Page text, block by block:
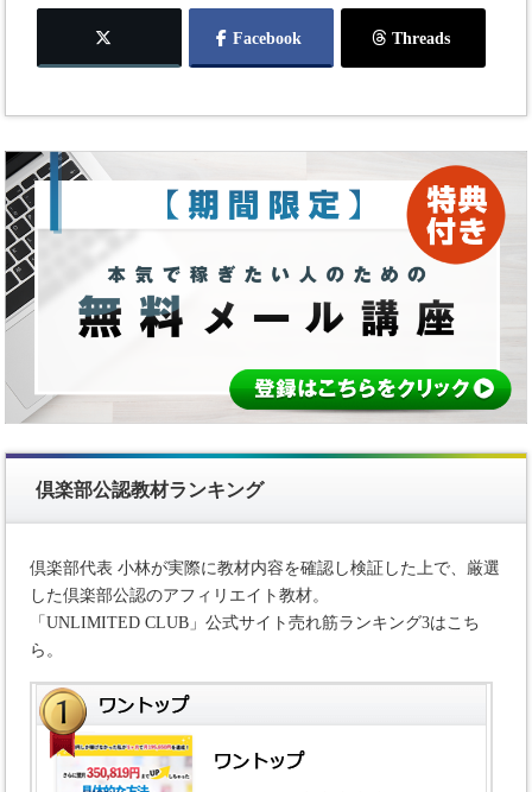
倶楽部公認教材ランキング
倶楽部代表 小林が実際に教材内容を確認し検証した上で、厳選
した倶楽部公認のアフィリエイト教材。
「UNLIMITED CLUB」公式サイト売れ筋ランキング3はこち
ら。